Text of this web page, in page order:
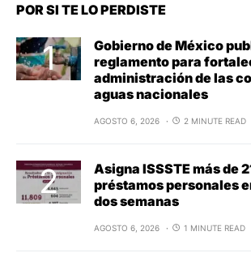
POR SI TE LO PERDISTE
Gobierno de México
reglamento para
administración de las
aguas nacionales
AGOSTO 6, 2026 2 MINUTE READ
Asigna ISSSTE más de
préstamos personales
dos semanas
AGOSTO 6, 2026 1 MINUTE READ